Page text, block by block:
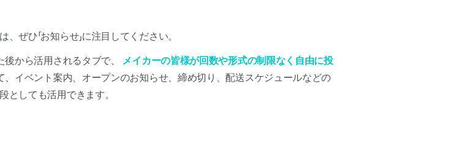
ぜひ「お知らせ」に注目してください。
後から活用されるタブで、
メイカーの皆様が回数や形式の制限なく自由に投
て、イベント案内、オープンのお知らせ、締め切り、配送スケジュールなどの
としても活用できます。